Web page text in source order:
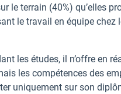
le terrain (40%) qu’elles
le travail en équipe chez
les études, il n’offre en
les compétences des
uniquement sur son